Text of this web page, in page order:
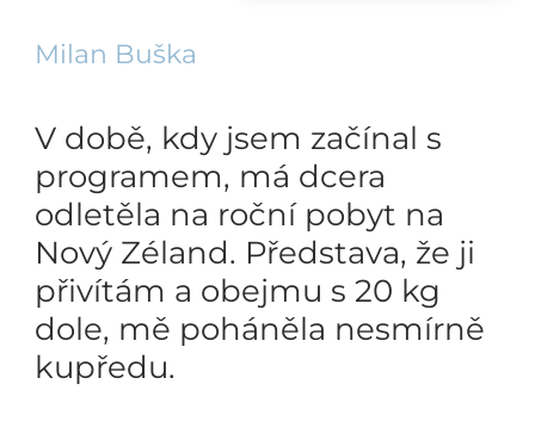
Milan Buška
V době, kdy jsem začínal s
programem, má dcera
odletěla na roční pobyt na
Nový Zéland. Představa, že ji
přivítám a obejmu s 20 kg
dole, mě poháněla nesmírně
kupředu.